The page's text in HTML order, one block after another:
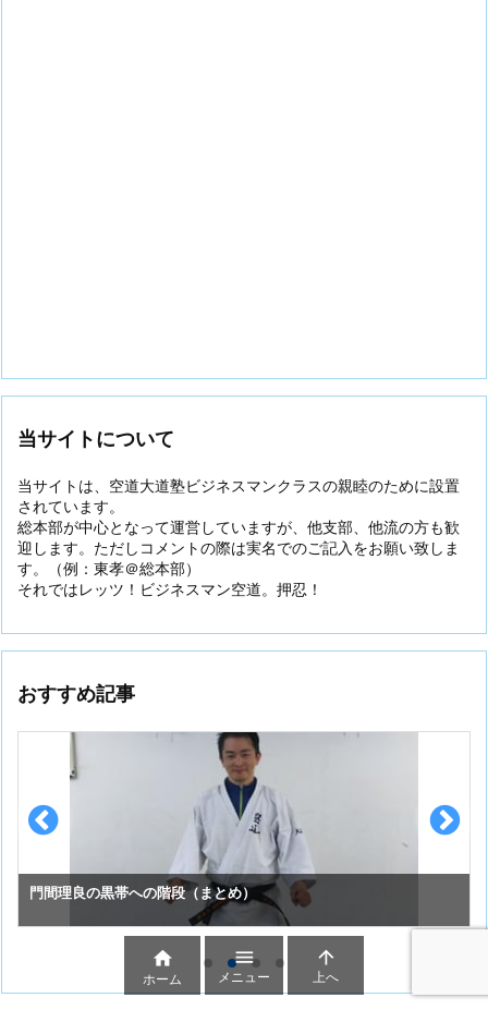
当サイトについて
当サイトは、空道大道塾ビジネスマンクラスの親睦のために設置
されています。
総本部が中心となって運営していますが、他支部、他流の方も歓
迎します。ただしコメントの際は実名でのご記入をお願い致しま
す。（例：東孝＠総本部）
それではレッツ！ビジネスマン空道。押忍！
おすすめ記事
門間理良の黒帯への階段（まとめ）

ホーム

メニュー

上へ